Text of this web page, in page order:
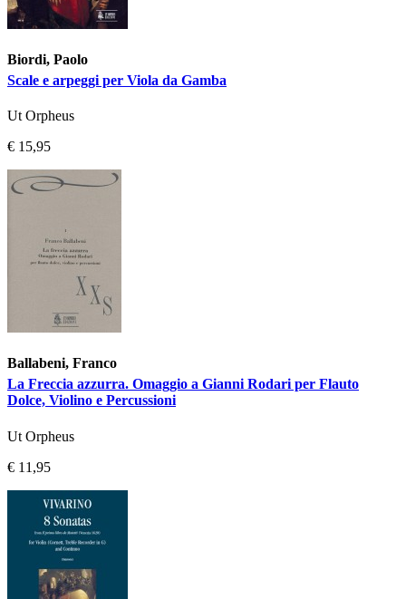
Biordi, Paolo
Scale e arpeggi per Viola da Gamba
Ut Orpheus
€ 15,95
Ballabeni, Franco
La Freccia azzurra. Omaggio a Gianni Rodari per Flauto
Dolce, Violino e Percussioni
Ut Orpheus
€ 11,95